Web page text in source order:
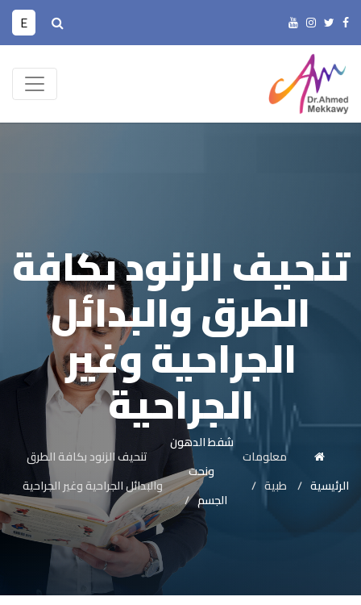
E
تنحيف الزنود بكافة
الطرق والبدائل
الجراحية وغير
الجراحية
الرئيسية
معلومات
طبية
شفط الدهون
ونحت
الجسم
تنحيف الزنود بكافة الطرق
والبدائل الجراحية وغير الجراحية